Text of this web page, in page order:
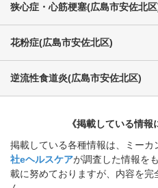
狭心症・心筋梗塞(広島市安佐北区
花粉症(広島市安佐北区)
逆流性食道炎(広島市安佐北区)
《掲載している情報
掲載している各種情報は、ミー
社eヘルスケアが調査した情報を
載に努めておりますが、内容を